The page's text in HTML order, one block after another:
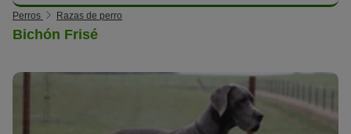
Perros Razas de perro
Bichón Frisé